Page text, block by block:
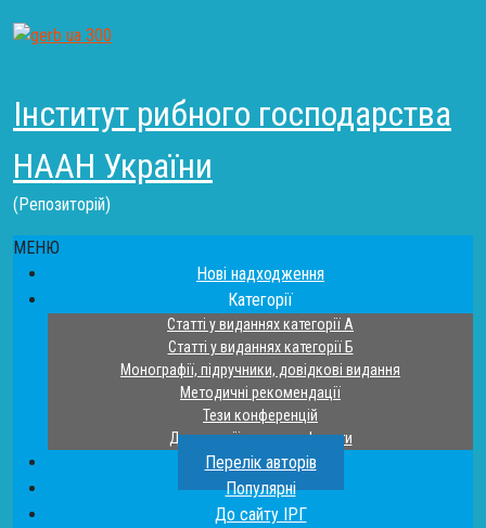
Інститут рибного господарства
НААН України
(Репозиторій)
МЕНЮ
Нові надходження
Категорії
Статті у виданнях категорії А
Статті у виданнях категорії Б
Монографії, підручники, довідкові видання
Методичні рекомендації
Тези конференцій
Дисертації та автореферати
Перелік авторів
Популярні
До сайту ІРГ